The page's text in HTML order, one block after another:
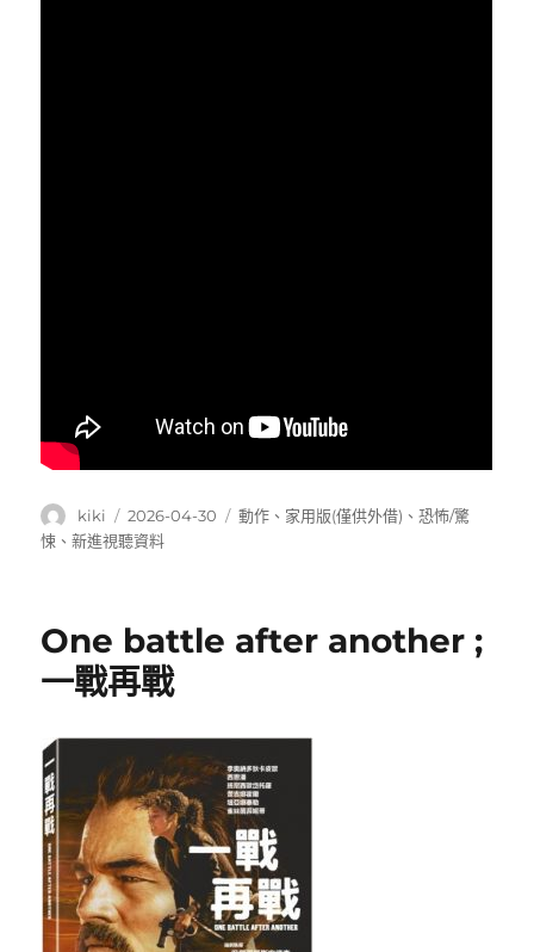
作
者
kiki
發
佈
2026-04-30
分
動作 、 家用版(僅供外借) 、恐怖/驚
悚 、新進視聽資料
One battle after another ;
一戰再戰